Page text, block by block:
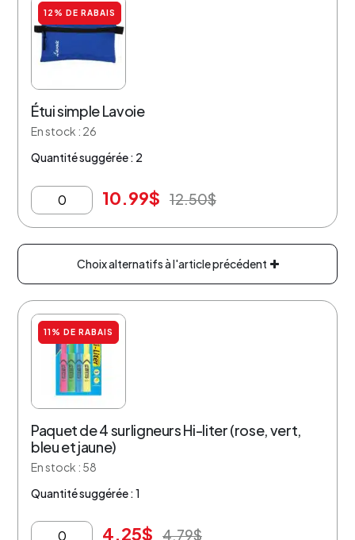
12% DE RABAIS
Étui simple Lavoie
En stock : 26
Quantité suggérée : 2
10.99$ 12.50$
Choix alternatifs à l'article précédent
11% DE RABAIS
Paquet de 4 surligneurs Hi-liter (rose, vert,
bleu et jaune)
En stock : 58
Quantité suggérée : 1
4.25$ 4.79$